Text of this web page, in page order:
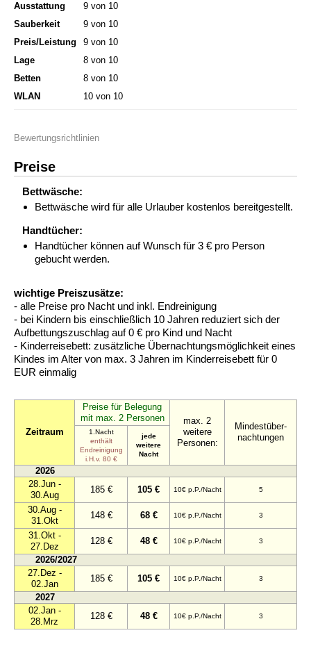
Ausstattung
9 von 10
Sauberkeit
9 von 10
Preis/Leistung
9 von 10
Lage
8 von 10
Betten
8 von 10
WLAN
10 von 10
Bewertungsrichtlinien
Preise
Bettwäsche:
Bettwäsche wird für alle Urlauber kostenlos bereitgestellt.
Handtücher:
Handtücher können auf Wunsch für 3 € pro Person
gebucht werden.
wichtige Preiszusätze:
- alle Preise pro Nacht und inkl. Endreinigung
- bei Kindern bis einschließlich 10 Jahren reduziert sich der
Aufbettungszuschlag auf 0 € pro Kind und Nacht
- Kinderreisebett: zusätzliche Übernachtungsmöglichkeit eines
Kindes im Alter von max. 3 Jahren im Kinderreisebett für 0
EUR einmalig
Zeitraum
Preise für Belegung
mit max. 2 Personen
max. 2
weitere
Personen:
Mindestüber-
nachtungen
1.Nacht
enthält
Endreinigung
i.H.v. 80 €
jede
weitere
Nacht
2026
28.Jun -
30.Aug
185 € 105 € 10€ p.P./Nacht 5
30.Aug -
31.Okt
148 € 68 € 10€ p.P./Nacht 3
31.Okt -
27.Dez
128 € 48 € 10€ p.P./Nacht 3
2026/2027
27.Dez -
02.Jan
185 € 105 € 10€ p.P./Nacht 3
2027
02.Jan -
28.Mrz
128 € 48 € 10€ p.P./Nacht 3